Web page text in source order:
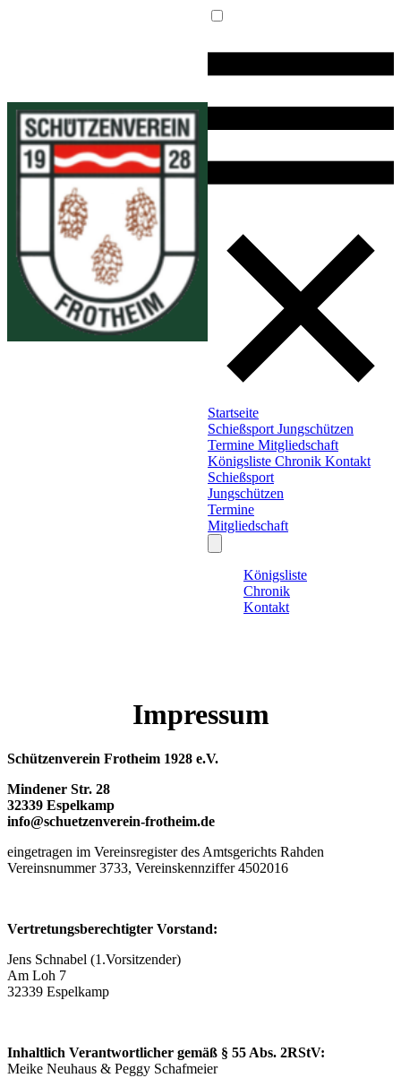
Startseite
Schießsport Jungschützen
Termine Mitgliedschaft
Königsliste Chronik Kontakt
Schießsport
Jungschützen
Termine
Mitgliedschaft
Königsliste
Chronik
Kontakt
Impressum
Schützenverein Frotheim 1928 e.V.
Mindener Str. 28
32339 Espelkamp
info@schuetzenverein-frotheim.de
eingetragen im Vereinsregister des Amtsgerichts Rahden
Vereinsnummer 3733, Vereinskennziffer 4502016
Vertretungsberechtigter Vorstand:
Jens Schnabel (1.Vorsitzender)
Am Loh 7
32339 Espelkamp
Inhaltlich Verantwortlicher gemäß § 55 Abs. 2RStV:
Meike Neuhaus & Peggy Schafmeier